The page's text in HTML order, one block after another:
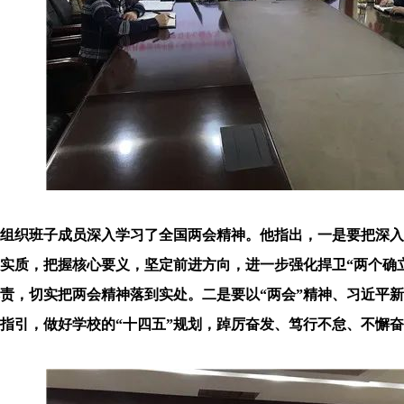
织班子成员深入学习了全国两会精神。他指出，一是要把深
质，把握核心要义，坚定前进方向，进一步强化捍卫“两个确
，切实把两会精神落到实处。二是要以“两会”精神、习近平
引，做好学校的“十四五”规划，踔厉奋发、笃行不怠、不懈